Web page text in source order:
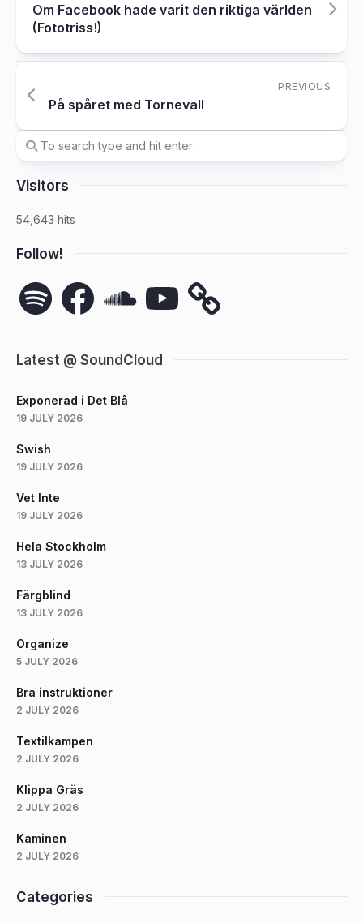
Om Facebook hade varit den riktiga världen
(Fototriss!)
PREVIOUS
På spåret med Tornevall
Visitors
54,643 hits
Follow!
Spotify Facebook YouTube
Latest @ SoundCloud
Exponerad i Det Blå
19 JULY 2026
Swish
19 JULY 2026
Vet Inte
19 JULY 2026
Hela Stockholm
13 JULY 2026
Färgblind
13 JULY 2026
Organize
5 JULY 2026
Bra instruktioner
2 JULY 2026
Textilkampen
2 JULY 2026
Klippa Gräs
2 JULY 2026
Kaminen
2 JULY 2026
Categories